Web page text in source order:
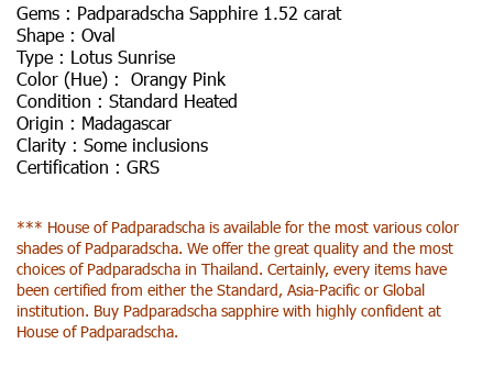
Gems : Padparadscha Sapphire 1.52 carat
Shape : Oval
Type : Lotus Sunrise
Color (Hue) : Orangy Pink
Condition : Standard Heated
Origin : Madagascar
Clarity : Some inclusions
Certification : GRS
*** House of Padparadscha is available for the most various color
shades of Padparadscha. We offer the great quality and the most
choices of Padparadscha in Thailand. Certainly, every items have
been certified from either the Standard, Asia-Pacific or Global
institution. Buy Padparadscha sapphire with highly confident at
House of Padparadscha.